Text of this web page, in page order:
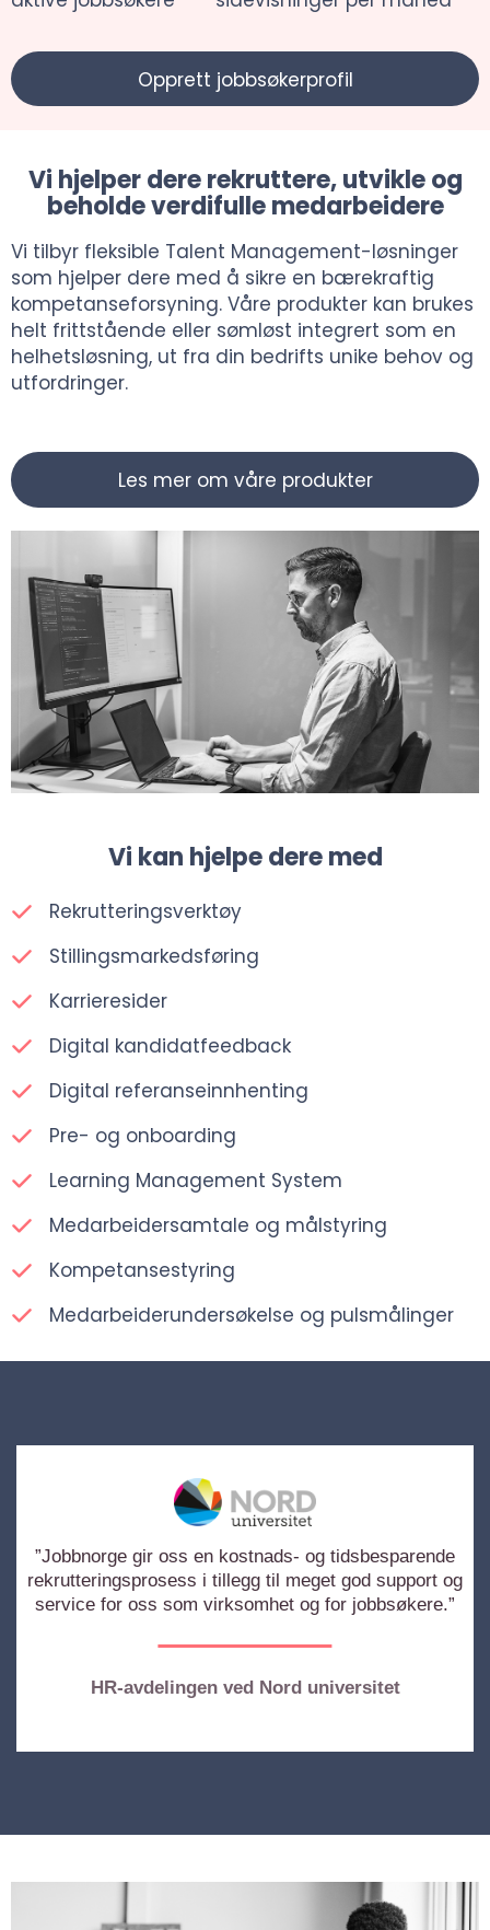
Opprett jobbsøkerprofil
Vi hjelper dere rekruttere, utvikle og
beholde verdifulle medarbeidere
Vi tilbyr fleksible Talent Management-løsninger
som hjelper dere med å sikre en bærekraftig
kompetanseforsyning. Våre produkter kan brukes
helt frittstående eller sømløst integrert som en
helhetsløsning, ut fra din bedrifts unike behov og
utfordringer.
Les mer om våre produkter
Vi kan hjelpe dere med
Rekrutteringsverktøy
Stillingsmarkedsføring
Karrieresider
Digital kandidatfeedback
Digital referanseinnhenting
Pre- og onboarding
Learning Management System
Medarbeidersamtale og målstyring
Kompetansestyring
Medarbeiderundersøkelse og pulsmålinger
”Jobbnorge gir oss en kostnads- og tidsbesparende
rekrutteringsprosess i tillegg til meget god support og
service for oss som virksomhet og for jobbsøkere.”
HR-avdelingen ved Nord universitet